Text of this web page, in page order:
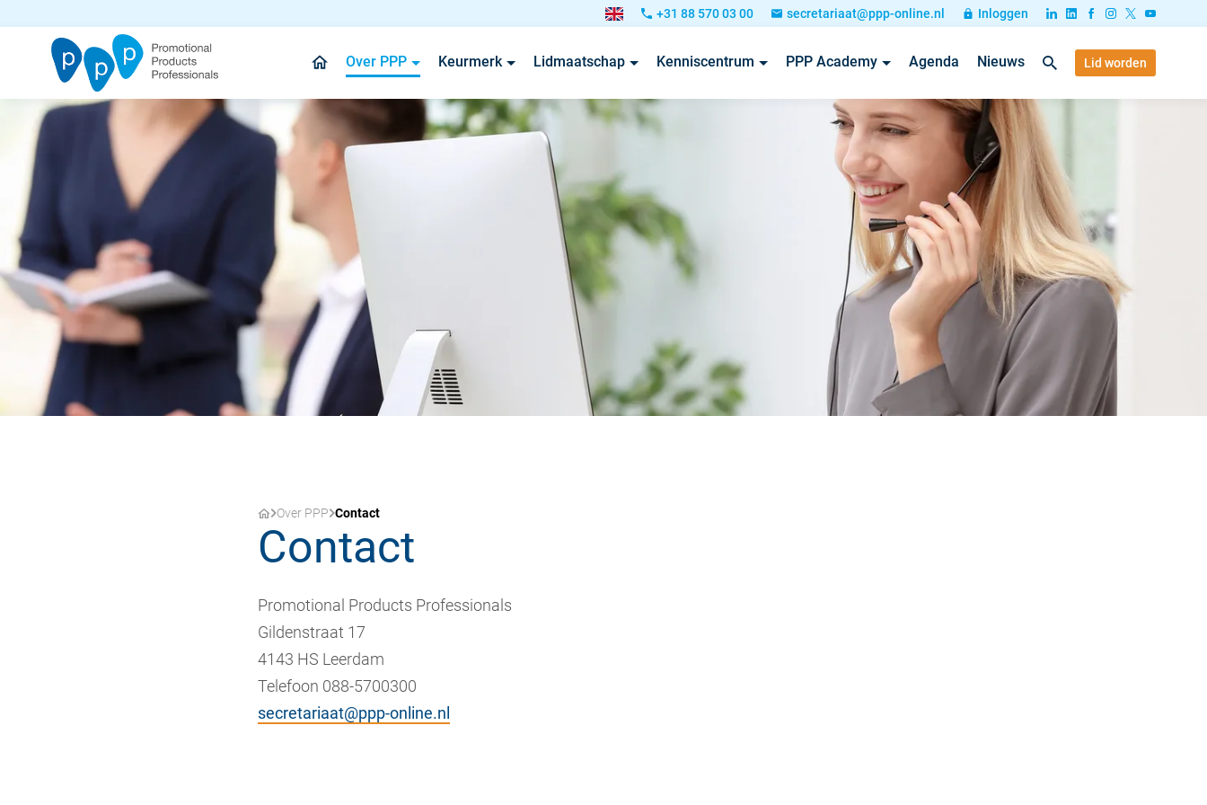
+31 88 570 03 00 secretariaat@ppp-online.nl Inloggen
Over PPP Keurmerk Lidmaatschap Kenniscentrum PPP Academy Agenda Nieuws Lid worden
Over PPP Contact
Contact
Promotional Products Professionals
Gildenstraat 17
4143 HS Leerdam
Telefoon 088-5700300
secretariaat@ppp-online.nl